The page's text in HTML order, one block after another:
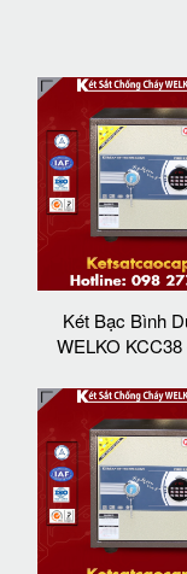
Két Bạc Bình
WELKO KCC38